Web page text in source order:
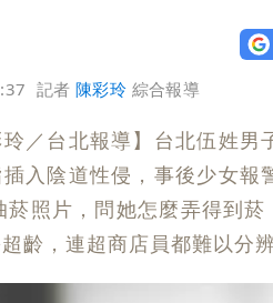
的不一樣？南亞科砸
蕭敬騰「渡邉」日料店慘
打）
油｜威加2老闆交保！採購
規「頭頂置物櫃收費」 網
設
記者陳彩玲 綜合報導
玲／台北報導】台北伍姓
入陰道性侵，事後少女
菸照片，問她怎麼弄得到
齡，連超商店員都難以分